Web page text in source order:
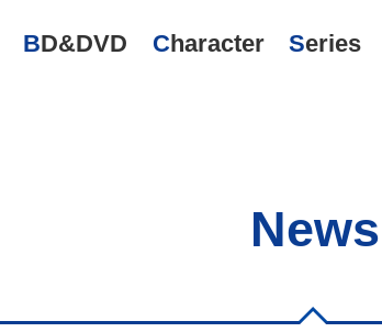
BD&DVD Character Series
News